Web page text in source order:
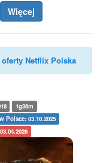
Więcej
Netflix Polska
1g36m
Polsce: 03.10.2025